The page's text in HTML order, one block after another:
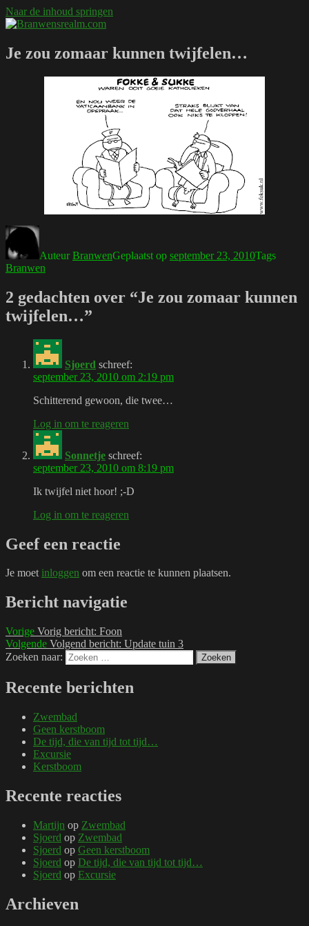
Naar de inhoud springen
Je zou zomaar kunnen twijfelen…
AuteurBranwenGeplaatst op september 23, 2010Tags
Branwen
2 gedachten over “Je zou zomaar kunnen
twijfelen…”
Sjoerd schreef:
september 23, 2010 om 2:19 pm
Schitterend gewoon, die twee…
Log in om te reageren
Sonnetje schreef:
september 23, 2010 om 8:19 pm
Ik twijfel niet hoor! ;-D
Log in om te reageren
Geef een reactie
Je moetinloggen om een reactie te kunnen plaatsen.
Bericht navigatie
Vorige Vorig bericht: Foon
Volgende Volgend bericht: Update tuin 3
Zoeken naar:
Zoeken
Recente berichten
Zwembad
Geen kerstboom
De tijd, die van tijd tot tijd…
Excursie
Kerstboom
Recente reacties
Martijn op Zwembad
Sjoerd op Zwembad
Sjoerd op Geen kerstboom
Sjoerd op De tijd, die van tijd tot tijd…
Sjoerd op Excursie
Archieven